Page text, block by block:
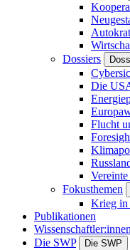
Dossiers
Die
Flucht
Fokusthemen
Krieg in
Publikationen
Die SWP
Die SWP